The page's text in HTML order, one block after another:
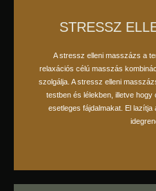
STRESSZ
A stressz elleni masszázs a
relaxációs célú masszás
szolgálja. A stressz elleni
testben és lélekben, illetve
esetleges fájdalmakat. El
foglaljon